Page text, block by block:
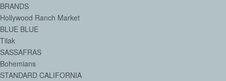
BRANDS
Hollywood Ranch Market
BLUE BLUE
Tilak
SASSAFRAS
Bohemians
STANDARD CALIFORNIA